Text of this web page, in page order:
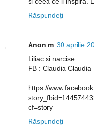
Răspundeți
Anonim 30 aprilie
Liliac si narcise...
FB : Claudia Claudia
https://
ef=story
Răspundeți